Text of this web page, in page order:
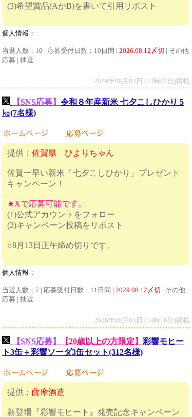
(3)希望賞品(AかB)を書いて引用リポスト
個人情報：
当選人数：10 | 応募受付日数：10日間 | 2026.08.12〆切 | その他
応募 | 抽選
2026年08月03日 (14時07分)掲載
【SNS応募】 令和８年産新米 七夕こしひかり 5
㎏(7名様)
提供： 佐賀県 ひよりちゃん
佐賀一早い新米「七夕こしひかり」プレゼント
キャンペーン！
★Xで応募可能です。
(1)公式アカウントをフォロー
(2)キャンペーン投稿をリポスト
○8月13日正午締め切りです。
個人情報：
当選人数：7 | 応募受付日数：11日間 | 2029.08.12〆切 | その他
応募 | 抽選
2026年08月03日 (14時18分)掲載
【SNS応募】 【20歳以上の方限定】 彩響モヒー
ト3缶＋彩響ソーダ3缶セット(312名様)
提供： 薩摩酒造
新登場『彩響モヒート』発売記念キャンペーン